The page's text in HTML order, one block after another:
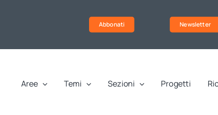
Abbonati Newsletter
Aree Temi Sezioni Progetti